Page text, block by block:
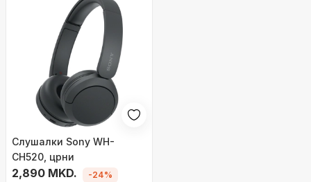
Слушалки Sony WH-
CH520, црни
2,890 MKD. -24%